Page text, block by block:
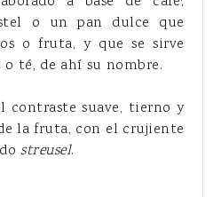
o un pan dulce que
o fruta, y que se sirve
o té, de ahí su nombre.
contraste suave, tierno y
la fruta, con el crujiente
streusel.